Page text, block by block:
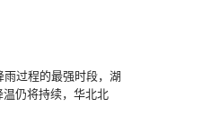
过程的最强时段，湖
仍将持续，华北北